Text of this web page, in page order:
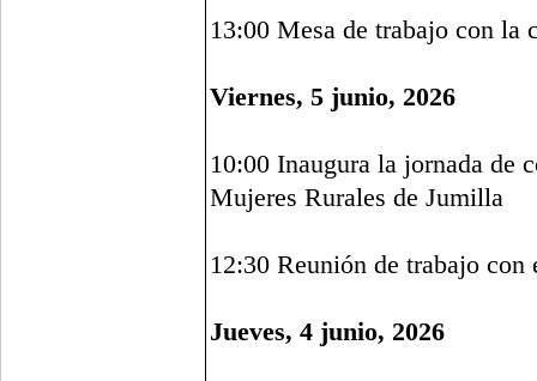
13:00 Mesa de trabajo con la
Viernes, 5 junio, 2026
10:00 Inaugura la jornada de
Mujeres Rurales de Jumilla
12:30 Reunión de trabajo
Jueves, 4 junio, 2026